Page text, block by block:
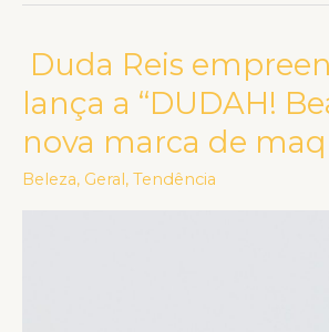
Duda Reis
lança a “DUDAH!
nova marca de
Beleza, Geral, Tendência
Duda
Reis
empreende
e
lança